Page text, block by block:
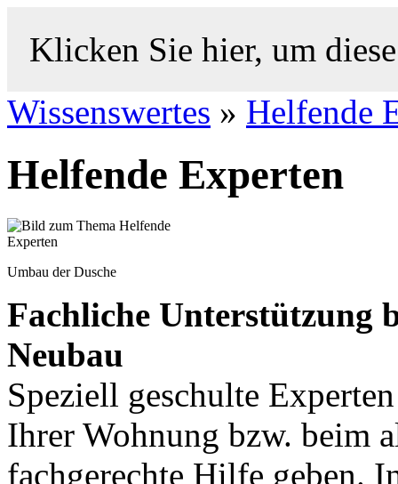
Klicken Sie hier, um
Wissenswertes » Helfende
Helfende Experten
Umbau der Dusche
Fachliche Unterstützung
Neubau
Speziell geschulte
Ihrer Wohnung bzw. beim
fachgerechte Hilfe geben.